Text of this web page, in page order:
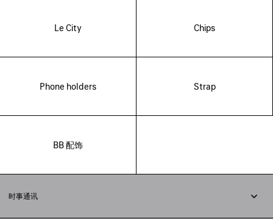
Le City Chips
Phone holders Strap
BB 配饰
时事通讯